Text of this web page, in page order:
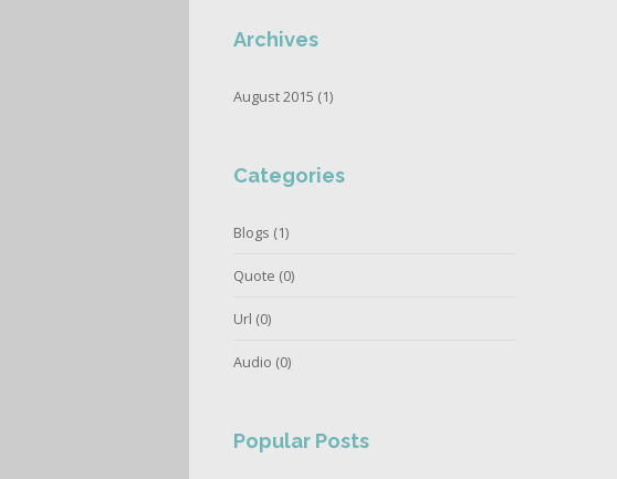
Archives
August 2015 (1)
Categories
Blogs (1)
Quote (0)
Url (0)
Audio (0)
Popular Posts